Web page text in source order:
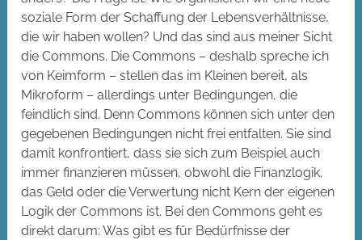
soziale Form der Schaffung der Lebensverhältnisse,
die wir haben wollen? Und das sind aus meiner Sicht
die Commons. Die Commons – deshalb spreche ich
von Keimform – stellen das im Kleinen bereit, als
Mikroform – allerdings unter Bedingungen, die
feindlich sind. Denn Commons können sich unter den
gegebenen Bedingungen nicht frei entfalten. Sie sind
damit konfrontiert, dass sie sich zum Beispiel auch
immer finanzieren müssen, obwohl die Finanzlogik,
das Geld oder die Verwertung nicht Kern der eigenen
Logik der Commons ist. Bei den Commons geht es
direkt darum: Was gibt es für Bedürfnisse der